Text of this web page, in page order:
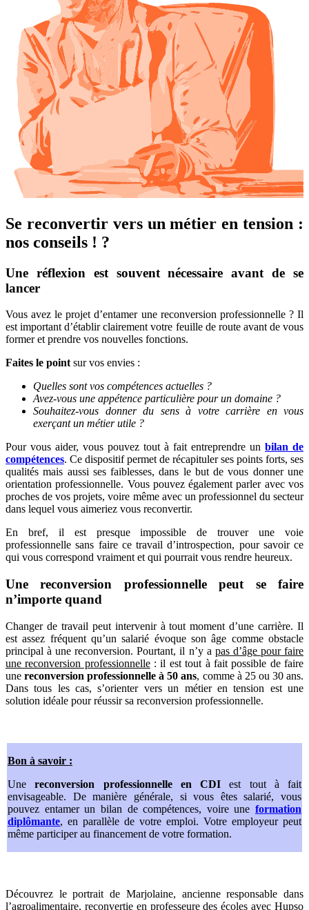
Se reconvertir vers un métier en tension :
nos conseils ! ?
Une réflexion est souvent nécessaire avant de se
lancer
Vous avez le projet d’entamer une reconversion professionnelle ? Il
est important d’établir clairement votre feuille de route avant de vous
former et prendre vos nouvelles fonctions.
Faites le point sur vos envies :
Quelles sont vos compétences actuelles ?
Avez-vous une appétence particulière pour un domaine ?
Souhaitez-vous donner du sens à votre carrière en vous
exerçant un métier utile ?
Pour vous aider, vous pouvez tout à fait entreprendre un bilan de
compétences. Ce dispositif permet de récapituler ses points forts, ses
qualités mais aussi ses faiblesses, dans le but de vous donner une
orientation professionnelle. Vous pouvez également parler avec vos
proches de vos projets, voire même avec un professionnel du secteur
dans lequel vous aimeriez vous reconvertir.
En bref, il est presque impossible de trouver une voie
professionnelle sans faire ce travail d’introspection, pour savoir ce
qui vous correspond vraiment et qui pourrait vous rendre heureux.
Une reconversion professionnelle peut se faire
n’importe quand
Changer de travail peut intervenir à tout moment d’une carrière. Il
est assez fréquent qu’un salarié évoque son âge comme obstacle
principal à une reconversion. Pourtant, il n’y a pas d’âge pour faire
une reconversion professionnelle: il est tout à fait possible de faire
unereconversion professionnelle à 50 ans, comme à 25 ou 30 ans.
Dans tous les cas, s’orienter vers un métier en tension est une
solution idéale pour réussir sa reconversion professionnelle.
Bon à savoir :
Unereconversion professionnelle en CDI est tout à fait
envisageable. De manière générale, si vous êtes salarié, vous
pouvez entamer un bilan de compétences, voire une formation
diplômante, en parallèle de votre emploi. Votre employeur peut
même participer au financement de votre formation.
Découvrez le portrait de Marjolaine, ancienne responsable dans
l’agroalimentaire, reconvertie en professeure des écoles avec Hupso